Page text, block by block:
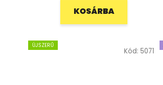
KOSÁRBA
ÚJSZERŰ
Kód: 5071